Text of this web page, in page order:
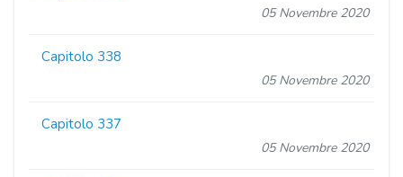
05 Novembre 2020
Capitolo 338
05 Novembre 2020
Capitolo 337
05 Novembre 2020